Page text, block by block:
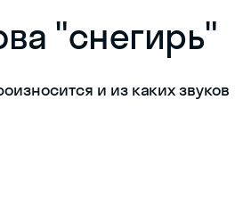
"снегирь"
и из каких звуков